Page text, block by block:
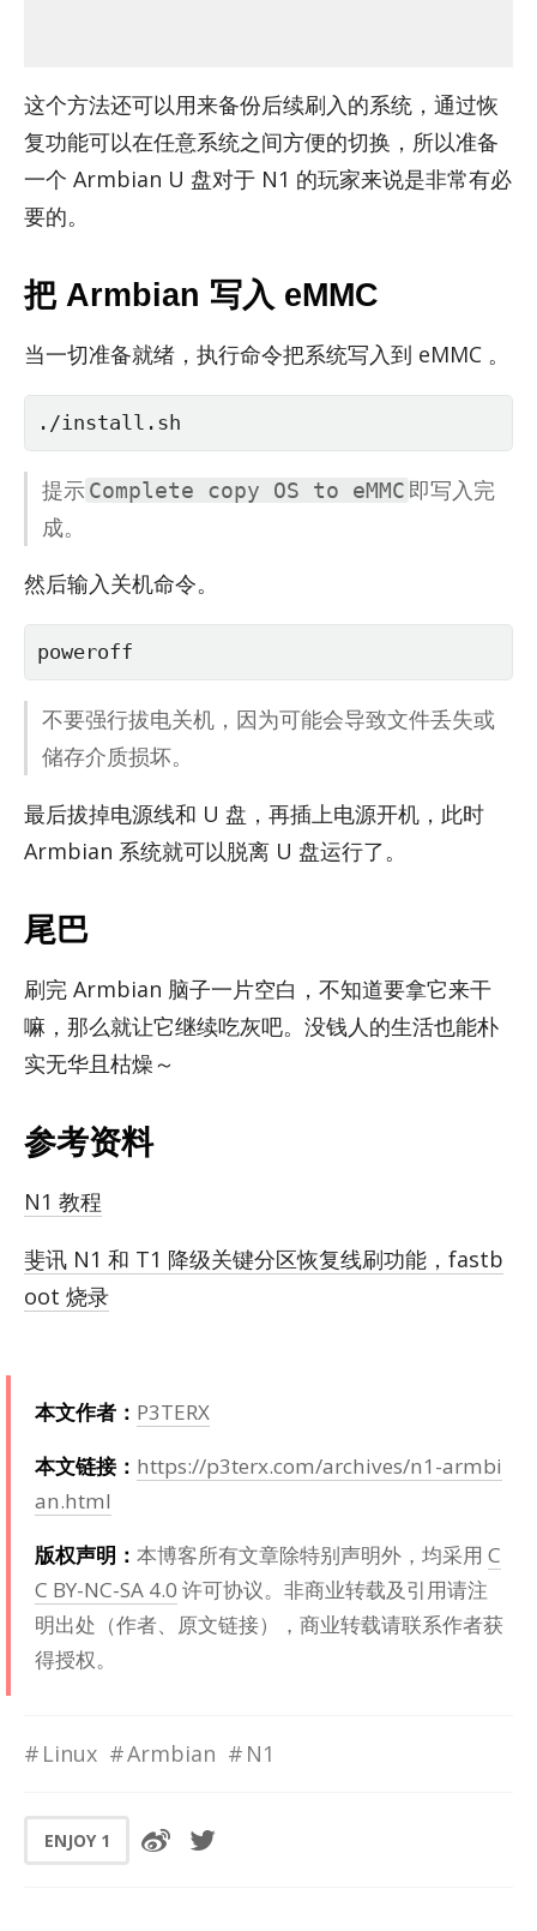
这个方法还可以用来备份后续刷入的系统，通过恢
复功能可以在任意系统之间方便的切换，所以准备
一个 Arm­bian U 盘对于 N1 的玩家来说是非常有必
要的。
把 Armbian 写入 eMMC
当一切准备就绪，执行命令把系统写入到 eMMC 。
./install.sh
提示Complete copy OS to eMMC 即写入完
成。
然后输入关机命令。
poweroff
不要强行拔电关机，因为可能会导致文件丢失或
储存介质损坏。
最后拔掉电源线和 U 盘，再插上电源开机，此时
Arm­bian 系统就可以脱离 U 盘运行了。
尾巴
刷完 Arm­bian 脑子一片空白，不知道要拿它来干
嘛，那么就让它继续吃灰吧。没钱人的生活也能朴
实无华且枯燥～
参考资料
N1 教程
斐讯 N1 和 T1 降级关键分区恢复线刷功能，fastb
oot 烧录
本文作者： P3TERX
本文链接： https://p3terx.com/archives/n1-armbi
an.html
版权声明： 本博客所有文章除特别声明外，均采用 C
C BY-NC-SA 4.0 许可协议。非商业转载及引用请注
明出处（作者、原文链接），商业转载请联系作者获
得授权。
Linux Armbian N1
ENJOY 1